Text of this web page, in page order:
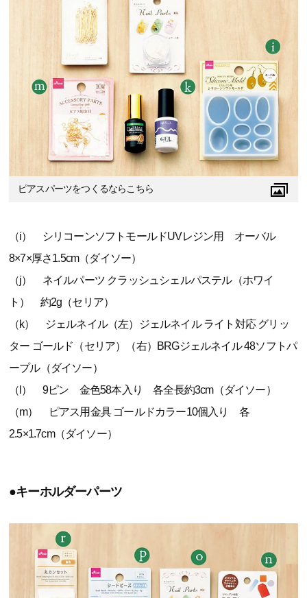
ピアスパーツをつくるならこちら
（i） シリコーンソフトモールドUVレジン用 オーバル
8×7×厚さ1.5cm（ダイソー）
（j） ネイルパーツ クラッシュシェルパステル（ホワイ
ト） 約2g（セリア）
（k） ジェルネイル（左）ジェルネイル ライト対応 グリッ
ター ゴールド（セリア）（右）BRGジェルネイル 48ソフトパ
ープル（ダイソー）
（l） 9ピン 金色58本入り 各全長約3cm（ダイソー）
（m） ピアス用金具 ゴールドカラー10個入り 各
2.5×1.7cm（ダイソー）
●キーホルダーパーツ